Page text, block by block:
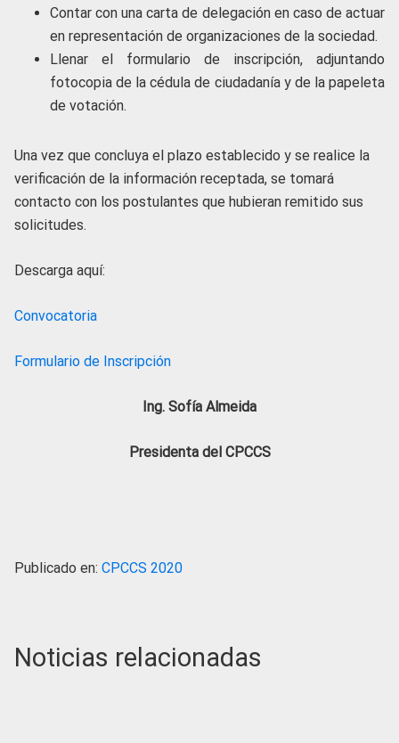
Contar con una carta de delegación en caso de actuar
en representación de organizaciones de la sociedad.
Llenar el formulario de inscripción, adjuntando
fotocopia de la cédula de ciudadanía y de la papeleta
de votación.
Una vez que concluya el plazo establecido y se realice la
verificación de la información receptada, se tomará
contacto con los postulantes que hubieran remitido sus
solicitudes.
Descarga aquí:
Convocatoria
Formulario de Inscripción
Ing. Sofía Almeida
Presidenta del CPCCS
Publicado en: CPCCS 2020
Noticias relacionadas